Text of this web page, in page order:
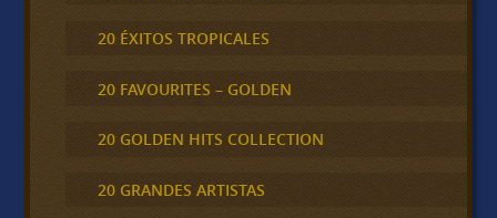
20 ÉXITOS TROPICALES
20 FAVOURITES – GOLDEN
20 GOLDEN HITS COLLECTION
20 GRANDES ARTISTAS